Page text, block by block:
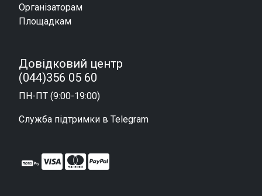
Організаторам
Площадкам
Довідковий центр
(044)356 05 60
ПН-ПТ (9:00-19:00)
Служба підтримки в Telegram